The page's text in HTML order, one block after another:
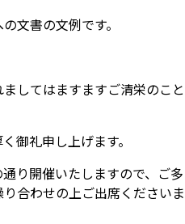
文書の文例です。
してはますますご清栄のこと
御礼申し上げます。
り開催いたしますので、ご多
合わせの上ご出席くださいま